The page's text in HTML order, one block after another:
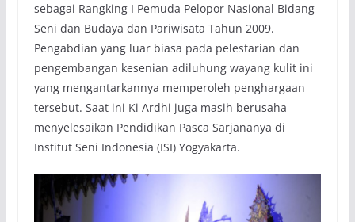
sebagai Rangking I Pemuda Pelopor Nasional Bidang
Seni dan Budaya dan Pariwisata Tahun 2009.
Pengabdian yang luar biasa pada pelestarian dan
pengembangan kesenian adiluhung wayang kulit ini
yang mengantarkannya memperoleh penghargaan
tersebut. Saat ini Ki Ardhi juga masih berusaha
menyelesaikan Pendidikan Pasca Sarjananya di
Institut Seni Indonesia (ISI) Yogyakarta.